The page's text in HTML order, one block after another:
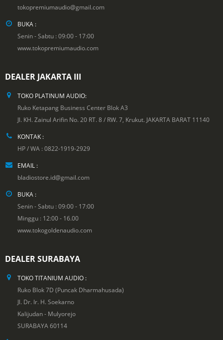
tokopremiumaudio@gmail.com
BUKA :
Senin - Sabtu : 09:00 - 17:00
www.tokopremiumaudio.com
DEALER JAKARTA III
TOKO PLATINUM AUDIO:
Ruko Ketapang Business Center Blok A3
Jl. KH. Zainul Arifin No. 20 RT. 8 / RW. 7, Krukut. JAKARTA BARAT 11140
KONTAK :
HP / WA : 0822-1919-2929
EMAIL :
bladiostore.id@gmail.com
BUKA :
Senin - Sabtu : 09:00 - 17:00
Minggu : 12:00 - 16.00
www.tokogoldenaudio.com
DEALER SURABAYA
TOKO TITANIUM AUDIO :
Ruko Blok 7D (Puncak Dharmahusada)
Jl. Dr. Ir. H. Soekarno
Kalijudan - Mulyorejo
SURABAYA 60114